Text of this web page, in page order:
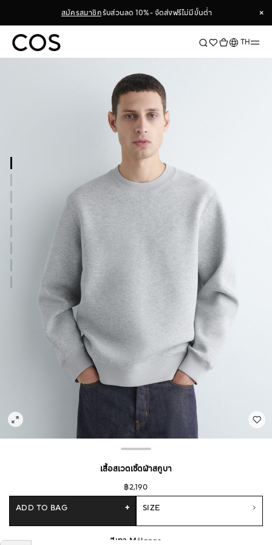
สมัครสมาชิกรับส่วนลด 10% - จัดส่งฟรีไม่มีขั้นต่ำ
×
×
ภาษาTH
เสื้อสเวตเชิ้ตผ้าสกูบา
฿2,190
SIZE
ADD TO BAG +
สีเทา Mélange